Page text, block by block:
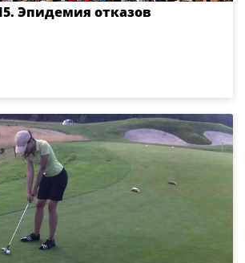
Эпидемия отказов